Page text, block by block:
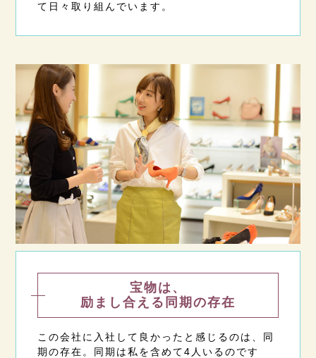
て日々取り組んでいます。
宝物は、
励まし合える同期の存在
この会社に入社して良かったと感じるのは、同
期の存在。同期は私を含めて4人いるのです